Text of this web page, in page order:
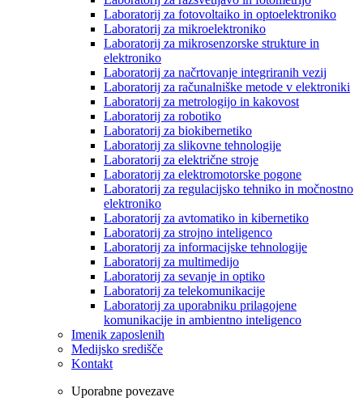
Laboratorij za fotovoltaiko in optoelektroniko
Laboratorij za mikroelektroniko
Laboratorij za mikrosenzorske strukture in
elektroniko
Laboratorij za načrtovanje integriranih vezij
Laboratorij za računalniške metode v elektroniki
Laboratorij za metrologijo in kakovost
Laboratorij za robotiko
Laboratorij za biokibernetiko
Laboratorij za slikovne tehnologije
Laboratorij za električne stroje
Laboratorij za elektromotorske pogone
Laboratorij za regulacijsko tehniko in močnostno
elektroniko
Laboratorij za avtomatiko in kibernetiko
Laboratorij za strojno inteligenco
Laboratorij za informacijske tehnologije
Laboratorij za multimedijo
Laboratorij za sevanje in optiko
Laboratorij za telekomunikacije
Laboratorij za uporabniku prilagojene
komunikacije in ambientno inteligenco
Imenik zaposlenih
Medijsko središče
Kontakt
Uporabne povezave